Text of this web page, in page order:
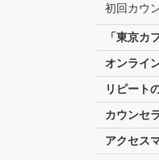
初回カウ
「東京カ
オンライ
リピート
カウンセ
アクセス